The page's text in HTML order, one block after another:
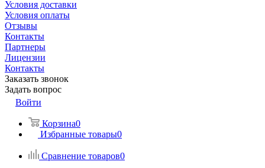
Условия доставки
Условия оплаты
Отзывы
Контакты
Партнеры
Лицензии
Контакты
Заказать звонок
Задать вопрос
Войти
Корзина0
Избранные товары0
Сравнение товаров0